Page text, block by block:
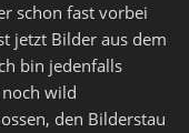
schon fast vorbei
jetzt Bilder aus dem
bin jedenfalls
wild
den Bilderstau